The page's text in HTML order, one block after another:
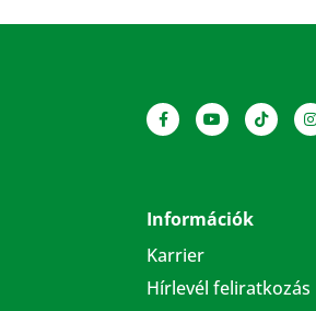
Információk
Karrier
Hírlevél feliratkozás